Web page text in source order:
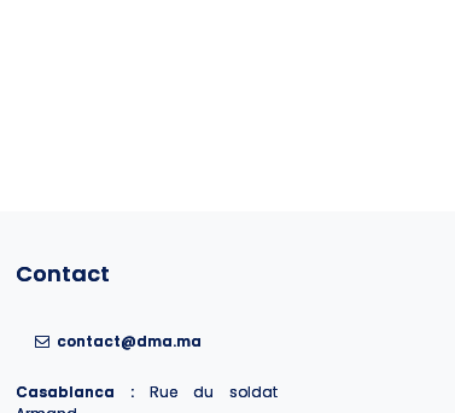
Contact
contact@dma.ma
Casablanca :
Rue du soldat
Contact
contact@dma.ma
Casablanca :
Rue du soldat